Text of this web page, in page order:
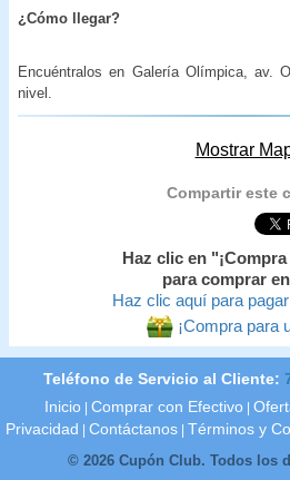
¿Cómo llegar?
Encuéntralos en Galería Olímpica, av.
nivel.
Mostrar
Compartir este
Haz clic en
para comprar
Haz clic aquí para
¡Compra para
Teléfono de Servicio al Cliente:
Inicio Comprar con Efectivo
Privacidad
Contáctanos Términos y
© 2026 Cupón Club. Todos los